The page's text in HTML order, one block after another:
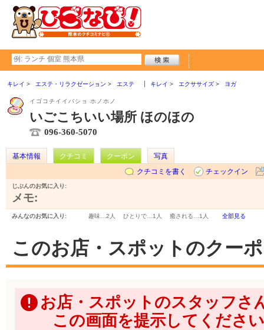
キレイ エステ・リラクゼーション エステ キレイ エクササイズ ヨガ
イゴコチイイバショ ホノホノ
いごこちいい場所 ほのほの
096-360-5070
基本情報 クチコミ クーポン
写真
クチコミを書く
チェックイン
じぶんのお気に入り:
メモ:
みんなのお気に入り: 趣味… 2人 ひとりで… 1人 癒される… 1人 全部見る
このお店・スポットのクー
お店・スポットのスタッフさ
この画面を提示してください